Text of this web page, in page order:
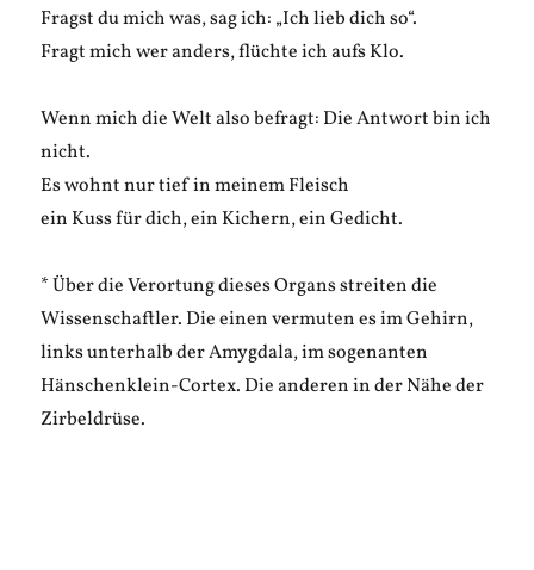
Fragst du mich was, sag ich: „Ich lieb dich so“.
Fragt mich wer anders, flüchte ich aufs Klo.
Wenn mich die Welt also befragt: Die Antwort bin ich
nicht.
Es wohnt nur tief in meinem Fleisch
ein Kuss für dich, ein Kichern, ein Gedicht.
* Über die Verortung dieses Organs streiten die
Wissenschaftler. Die einen vermuten es im Gehirn,
links unterhalb der Amygdala, im sogenanten
Hänschenklein-Cortex. Die anderen in der Nähe der
Zirbeldrüse.